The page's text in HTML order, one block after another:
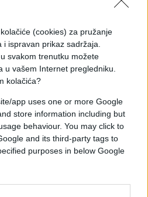
(cookies) za pružanje
ispravan prikaz sadržaja.
svakom trenutku možete
u vašem Internet pregledniku.
kolačića?
app uses one or more Google
store information including but
behaviour. You may click to
and its third-party tags to
purposes in below Google